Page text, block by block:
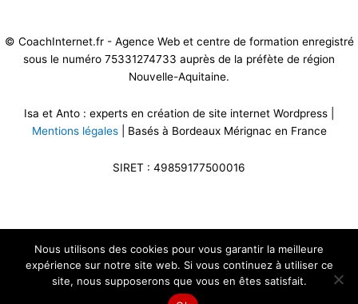
© CoachInternet.fr - Agence Web et centre de formation enregistré
sous le numéro 75331274733 auprès de la préfète de région
Nouvelle-Aquitaine.
Isa et Anto : experts en création de site internet Wordpress |
Mentions légales| Basés à Bordeaux Mérignac en France
SIRET : 49859177500016
Nous utilisons des cookies pour vous garantir la meilleure
expérience sur notre site web. Si vous continuez à utiliser ce
site, nous supposerons que vous en êtes satisfait.